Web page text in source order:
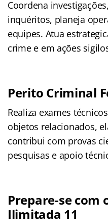
Coordena
inquéritos, planeja
equipes. Atua
crime e em ações
Perito Criminal
Realiza exames
objetos relacionados,
contribui com provas
pesquisas e apoio
Prepare-se com
Ilimitada 11